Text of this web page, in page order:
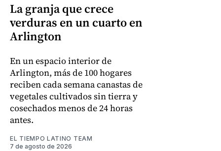
La granja que crece
verduras en un cuarto en
Arlington
En un espacio interior de
Arlington, más de 100 hogares
reciben cada semana canastas de
vegetales cultivados sin tierra y
cosechados menos de 24 horas
antes.
EL TIEMPO LATINO TEAM
7 de agosto de 2026